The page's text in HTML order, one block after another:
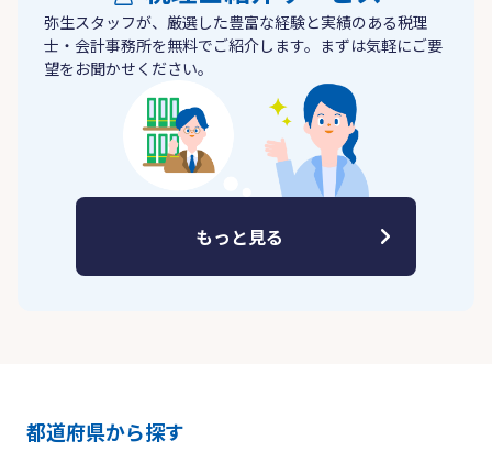
弥生スタッフが、厳選した豊富な経験と実績のある税理
士・会計事務所を無料でご紹介します。まずは気軽にご要
望をお聞かせください。
もっと見る
都道府県から探す